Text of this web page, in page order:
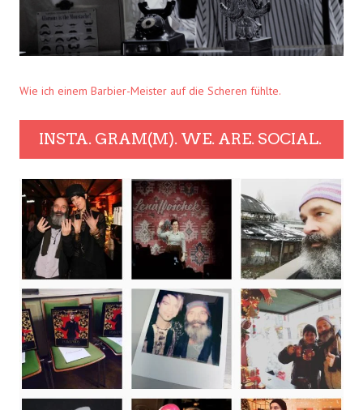
Wie ich einem Barbier-Meister auf die Scheren fühlte.
INSTA. GRAM(M). WE. ARE. SOCIAL.